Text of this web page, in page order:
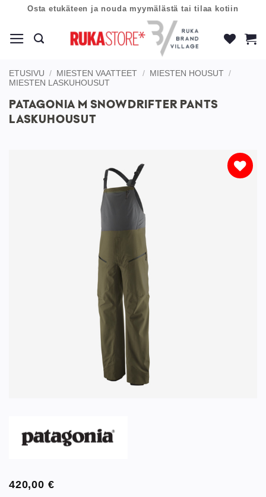
content
Osta etukäteen ja nouda myymälästä tai tilaa kotiin
ETUSIVU / MIESTEN VAATTEET / MIESTEN HOUSUT /
MIESTEN LASKUHOUSUT
PATAGONIA M SNOWDRIFTER PANTS
LASKUHOUSUT
420,00 €